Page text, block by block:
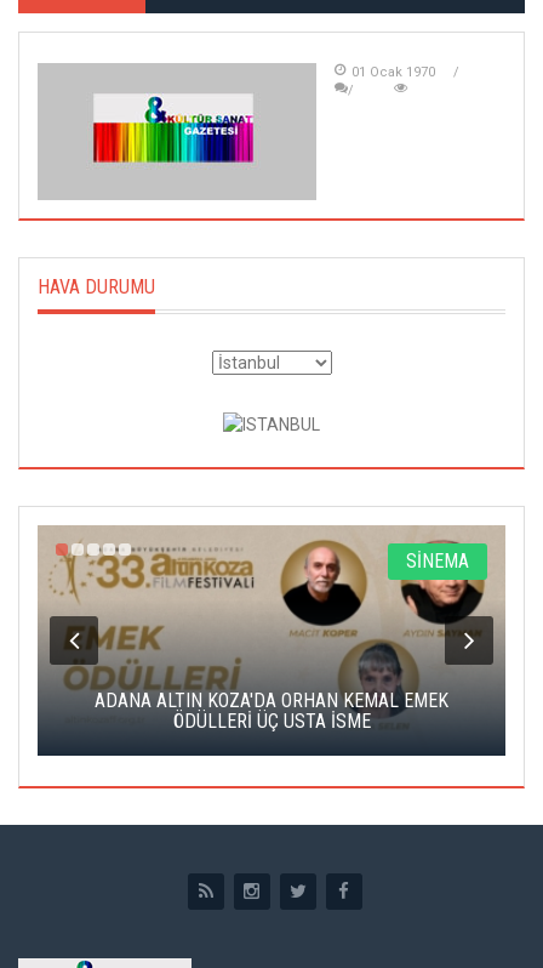
01 Ocak 1970
HAVA DURUMU
SİNEMA
ADANA ALTIN KOZA'DA ORHAN KEMAL EMEK
ÖDÜLLERİ ÜÇ USTA İSME